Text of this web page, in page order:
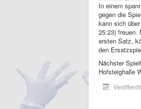
In einem
gegen die
kann sich
25:23) freuen.
ersten Satz,
den
Nächster
Hofsteighalle